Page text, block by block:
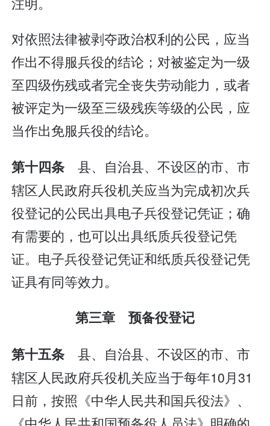
对依照法律被剥夺政治权利的公民，应当
作出不得服兵役的结论；对被鉴定为一级
至四级伤残或者完全丧失劳动能力，或者
被评定为一级至三级残疾等级的公民，应
当作出免服兵役的结论。
第十四条县、自治县、不设区的市、市
辖区人民政府兵役机关应当为完成初次兵
役登记的公民出具电子兵役登记凭证；确
有需要的，也可以出具纸质兵役登记凭
证。电子兵役登记凭证和纸质兵役登记凭
证具有同等效力。
第三章 预备役登记
第十五条县、自治县、不设区的市、市
辖区人民政府兵役机关应当于每年10月31
日前，按照《中华人民共和国兵役法》、